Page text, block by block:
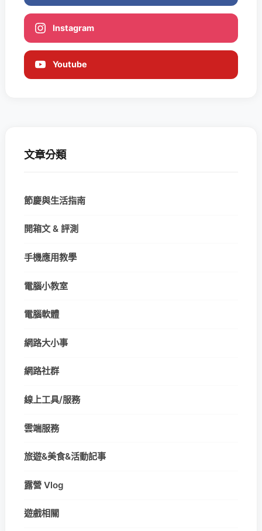
Instagram
Youtube
文章分類
節慶與生活指南
開箱文 & 評測
手機應用教學
電腦小教室
電腦軟體
網路大小事
網路社群
線上工具/服務
雲端服務
旅遊&美食&活動記事
露營 Vlog
遊戲相關